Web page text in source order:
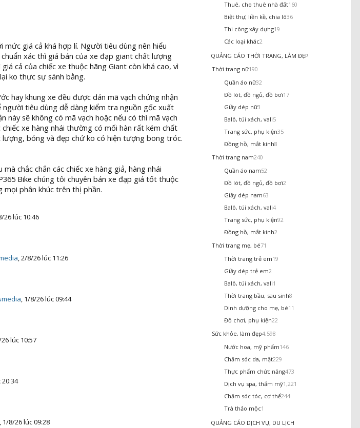
giá cả khá hợp lí. Người tiêu dùng nên hiểu
xác thì giá bán của xe đạp giant chất lượng
cả của chiếc xe thuộc hãng Giant còn khá cao, vì
ko thực sự sánh bằng.
hay khung xe đều được dán mã vạch chứng nhận
người tiêu dùng dễ dàng kiểm tra nguồn gốc xuất
sẽ không có mã vạch hoặc nếu có thì mã vạch
xe hàng nhái thường có mối hàn rất kém chất
bóng và đẹp chứ ko có hiện tượng bong tróc.
chắc chắn các chiếc xe hàng giả, hàng nhái
Bike chúng tôi chuyên bán xe đạp giá tốt thuộc
phân khúc trên thị phần.
26 lúc 10:46
,2/8/26 lúc 11:26
, 1/8/26 lúc 09:44
lúc 10:57
, 1/8/26 lúc 09:28
Thuê, cho thuê nhà đất160
Biệt thự, liền kề, chia lô36
Thi công xây dựng19
Các loại khác2
QUẢNG CÁO THỜI TRANG, LÀM ĐẸP
Thời trang nữ190
Quần áo nữ32
Đồ lót, đồ ngủ, đồ bơi17
Giầy dép nữ3
Balô, túi xách, vali5
Trang sức, phụ kiện35
Đồng hồ, mắt kính8
Thời trang nam240
Quần áo nam52
Đồ lót, đồ ngủ, đồ bơi2
Giầy dép nam63
Balô, túi xách, vali4
Trang sức, phụ kiện92
Đồng hồ, mắt kính2
Thời trang mẹ, bé71
Thời trang trẻ em19
Giầy dép trẻ em2
Balô, túi xách, vali1
Thời trang bầu, sau sinh8
Dinh dưỡng cho mẹ, bé11
Đồ chơi, phụ kiện22
Sức khỏe, làm đẹp4,598
Nước hoa, mỹ phẩm146
Chăm sóc da, mặt229
Thực phẩm chức năng473
Dịch vụ spa, thẩm mỹ1,221
Chăm sóc tóc, cơ thể244
Trà thảo mộc1
QUẢNG CÁO DỊCH VỤ, DU LỊCH